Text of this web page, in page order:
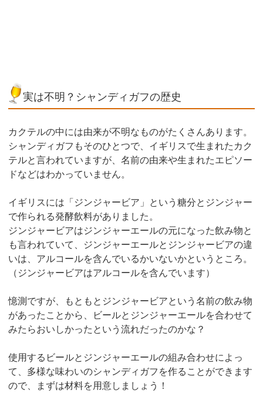
実は不明？シャンディガフの歴史
カクテルの中には由来が不明なものがたくさんあります。
シャンディガフもそのひとつで、イギリスで生まれたカク
テルと言われていますが、名前の由来や生まれたエピソー
ドなどはわかっていません。
イギリスには「ジンジャービア」という糖分とジンジャー
で作られる発酵飲料がありました。
ジンジャービアはジンジャーエールの元になった飲み物と
も言われていて、ジンジャーエールとジンジャービアの違
いは、アルコールを含んでいるかいないかというところ。
（ジンジャービアはアルコールを含んでいます）
憶測ですが、もともとジンジャービアという名前の飲み物
があったことから、ビールとジンジャーエールを合わせて
みたらおいしかったという流れだったのかな？
使用するビールとジンジャーエールの組み合わせによっ
て、多様な味わいのシャンディガフを作ることができます
ので、まずは材料を用意しましょう！